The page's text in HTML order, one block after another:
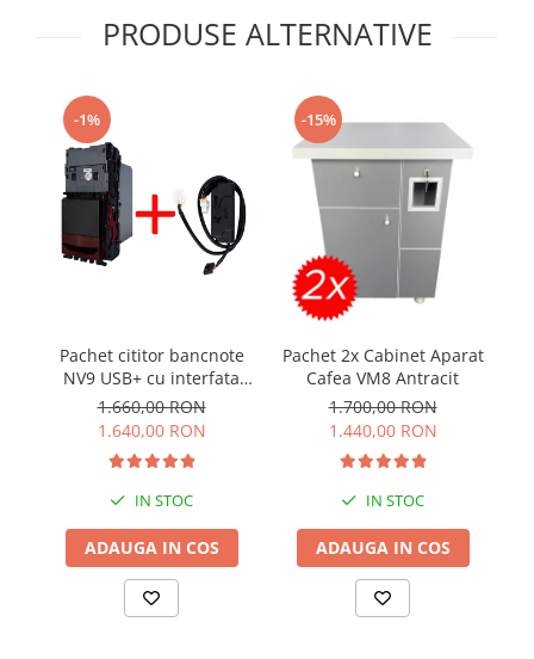
PRODUSE ALTERNATIVE
-1%
Pachet cititor bancnote
NV9 USB+ cu interfata
MDB IF5
1.660,00 RON
1.640,00 RON
IN STOC
ADAUGA IN COS
-15%
Pachet 2x Cabinet Aparat
Cafea VM8 Antracit
1.700,00 RON
1.440,00 RON
IN STOC
ADAUGA IN COS